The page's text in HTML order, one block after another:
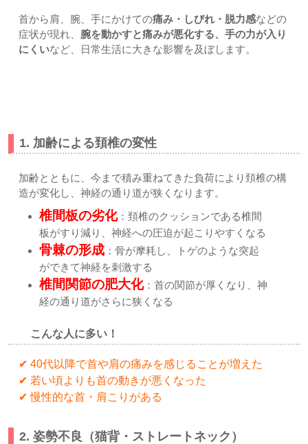
首から肩、腕、手にかけての痛み・しびれ・脱力感などの
症状が現れ、 腕を動かすと痛みが悪化する、手の力が入り
にくいなど、日常生活に大きな影響を及ぼします。
1. 加齢による頚椎の変性
加齢とともに、今まで積み重ねてきた負荷により頚椎の構
造が変化し、神経の通り道が狭くなります。
椎間板の劣化：頚椎のクッションである椎間
板がすり減り、神経への圧迫が起こりやすくなる
骨棘の形成 ：骨が摩耗し、トゲのような突起
ができて神経を刺激する
椎間関節の肥大化：首の関節が厚くなり、神
経の通り道がさらに狭くなる
こんな人に多い！
✔ 40代以降で首や肩の痛みを感じることが増えた
✔ 若い頃よりも首の動きが悪くなった
✔ 慢性的な首・肩こりがある
2. 姿勢不良（猫背・ストレートネック）